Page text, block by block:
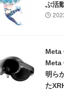
ぶ活
Meta
Meta
明ら
た